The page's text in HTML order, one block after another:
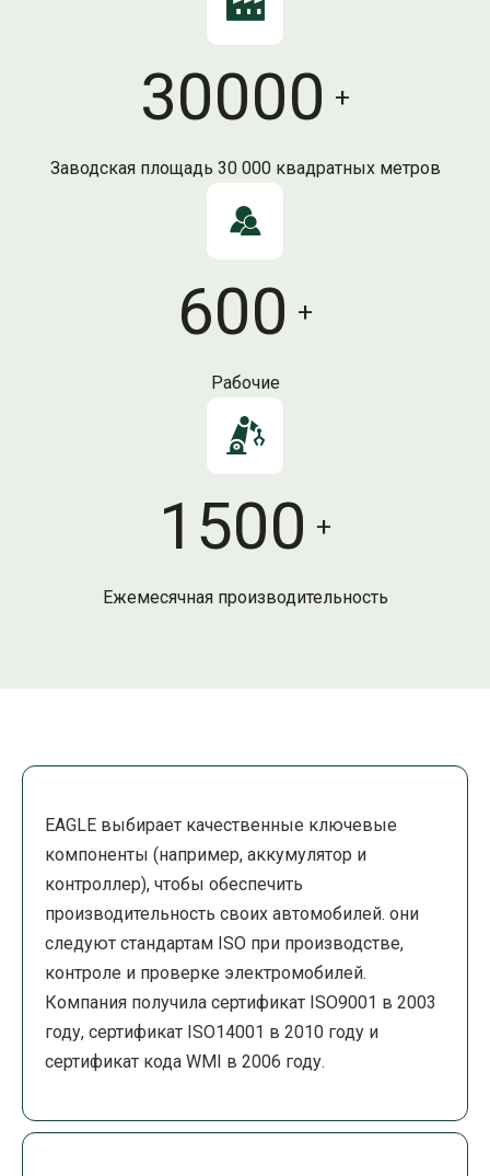
30000 +
Заводская площадь 30 000 квадратных метров
600 +
Рабочие
1500 +
Ежемесячная производительность
EAGLE выбирает качественные ключевые
компоненты (например, аккумулятор и
контроллер), чтобы обеспечить
производительность своих автомобилей. они
следуют стандартам ISO при производстве,
контроле и проверке электромобилей.
Компания получила сертификат ISO9001 в 2003
году, сертификат ISO14001 в 2010 году и
сертификат кода WMI в 2006 году.